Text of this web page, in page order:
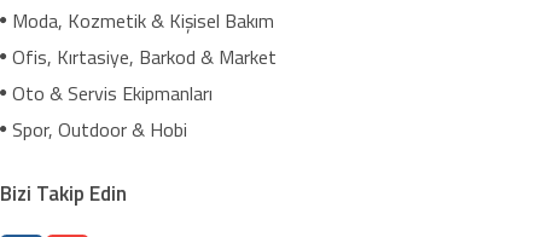
Moda, Kozmetik & Kişisel Bakım
Ofis, Kırtasiye, Barkod & Market
Oto & Servis Ekipmanları
Spor, Outdoor & Hobi
Bizi Takip Edin